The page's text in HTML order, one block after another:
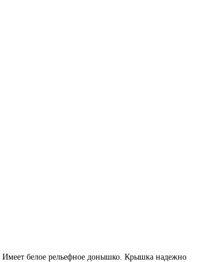
Имеет белое рельефное донышко. Крышка надежно